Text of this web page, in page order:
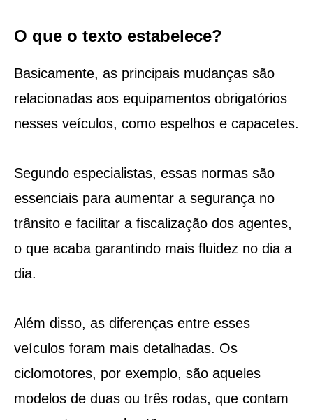
O que o texto estabelece?
Basicamente, as principais mudanças são
relacionadas aos equipamentos obrigatórios
nesses veículos, como espelhos e capacetes.
Segundo especialistas, essas normas são
essenciais para aumentar a segurança no
trânsito e facilitar a fiscalização dos agentes,
o que acaba garantindo mais fluidez no dia a
dia.
Além disso, as diferenças entre esses
veículos foram mais detalhadas. Os
ciclomotores, por exemplo, são aqueles
modelos de duas ou três rodas, que contam